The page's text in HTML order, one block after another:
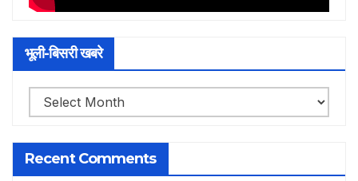
भूली-बिसरी खबरे
भूली-
बिसरी
खबरे
Recent Comments